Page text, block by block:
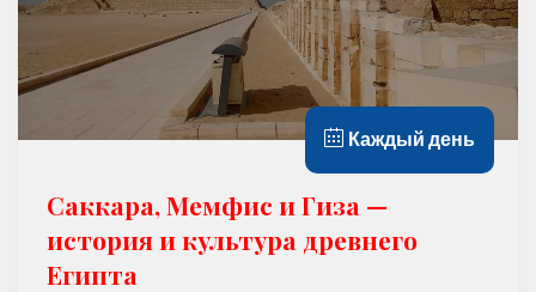
Каждый день
Саккара, Мемфис и Гизa —
история и культура древнего
Египта